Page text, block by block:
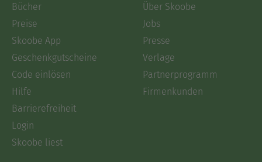
Bücher
Preise
Skoobe App
Geschenkgutscheine
Code einlösen
Hilfe
Barrierefreiheit
Login
Skoobe liest
Über Skoobe
Jobs
Presse
Verlage
Partnerprogramm
Firmenkunden